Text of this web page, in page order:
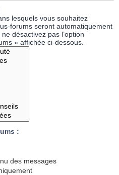
lesquels vous souhaitez
forums seront automatiquement
désactivez pas l’option
» affichée ci-dessous.
:
des messages